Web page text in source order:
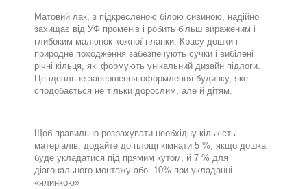
Матовий лак, з підкресленою білою сивиною, надійно
захищає від УФ променів і робить більш вираженим і
глибоким малюнок кожної планки. Красу дошки і
природне походження забезпечують сучки і вибілені
річні кільця, які формують унікальний дизайн підлоги.
Це ідеальне завершення оформлення будинку, яке
сподобається не тільки дорослим, але й дітям.
Щоб правильно розрахувати необхідну кількість
матеріалів, додайте до площі кімнати 5 %, якщо дошка
буде укладатися під прямим кутом, й 7 % для
діагонального монтажу або 10% при укладанні
«ялинкою»